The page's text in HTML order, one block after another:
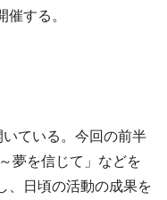
する。
ている。今回の前半
夢を信じて」などを
、日頃の活動の成果を